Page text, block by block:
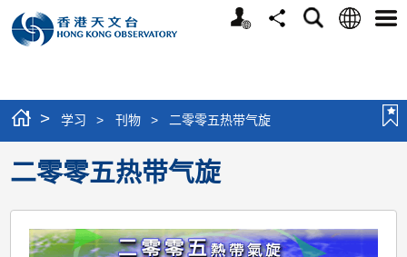
个
分
搜
语
选
> 学习 > 刊物 > 二零零五热带气旋
二零零五热带气旋